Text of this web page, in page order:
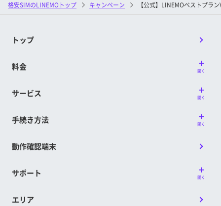
格安SIMのLINEMOトップ キャンペーン 【公式】LINEMOベストプラン
トップ
料金 開く
サービス 開く
手続き方法 開く
動作確認端末
サポート 開く
エリア